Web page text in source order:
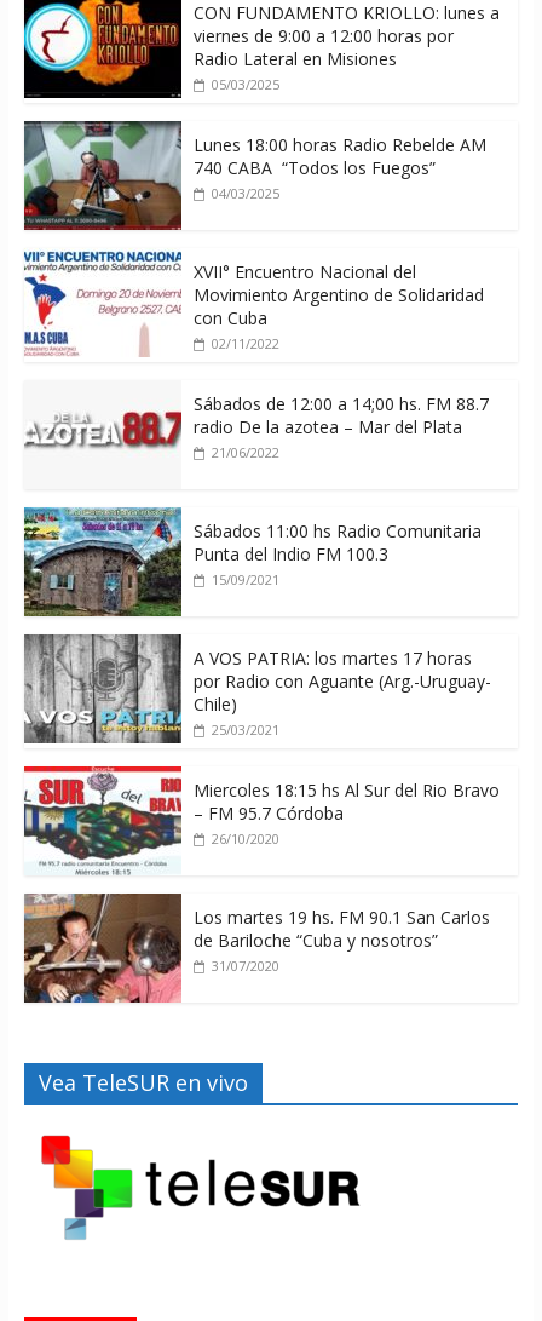
CON FUNDAMENTO KRIOLLO: lunes a
viernes de 9:00 a 12:00 horas por
Radio Lateral en Misiones
05/03/2025
Lunes 18:00 horas Radio Rebelde AM
740 CABA “Todos los Fuegos”
04/03/2025
XVII° Encuentro Nacional del
Movimiento Argentino de Solidaridad
con Cuba
02/11/2022
Sábados de 12:00 a 14;00 hs. FM 88.7
radio De la azotea – Mar del Plata
21/06/2022
Sábados 11:00 hs Radio Comunitaria
Punta del Indio FM 100.3
15/09/2021
A VOS PATRIA: los martes 17 horas
por Radio con Aguante (Arg.-Uruguay-
Chile)
25/03/2021
Miercoles 18:15 hs Al Sur del Rio Bravo
– FM 95.7 Córdoba
26/10/2020
Los martes 19 hs. FM 90.1 San Carlos
de Bariloche “Cuba y nosotros”
31/07/2020
Vea TeleSUR en vivo